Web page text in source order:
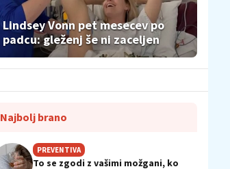
Lindsey Vonn pet mesecev po
padcu: gleženj še ni zaceljen
Najbolj brano
PREVENTIVA
To se zgodi z vašimi možgani, ko